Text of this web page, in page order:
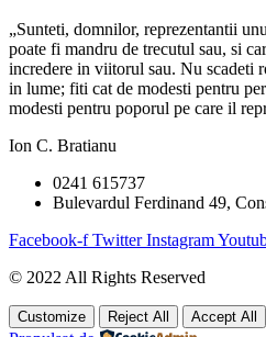
„Sunteti, domnilor, reprezentantii
poate fi mandru de trecutul sau, si
incredere in viitorul sau. Nu scadeti
in lume; fiti cat de modesti pentru
modesti pentru poporul pe care il
Ion C. Bratianu
0241 615737
Bulevardul Ferdinand 49,
Facebook-f Twitter Instagram
© 2022 All Rights Reserved
Customize Reject All Accept All